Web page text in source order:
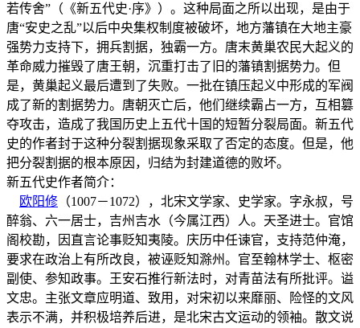
若传舍”（《新五代史·序》）。这种局面之所以出现，是由于
唐“安史之乱”以后中央集权制度被破坏，地方藩镇在大地主豪
强势力支持下，拥兵割据，独霸一方。唐末黄巢农民大起义的
革命威力摧毁了唐王朝，沉重打击了旧的藩镇割据势力。但
是，黄巢起义最后遭到了失败。一批在镇压起义中形成的军阀
成了新的割据势力。唐朝灭亡后，他们继续霸占一方，互相篡
夺攻击，造成了我国历史上五代十国的短暂分裂局面。新五代
史的作者封于这种分裂割据现象采取了否定的态度。但是，他
把分裂割据的根本原因，归结为封建道德的败坏。
新五代史作者简介：
欧阳修 （1007－1072），北宋文学家、史学家。字永叔，号
醉翁、六一居士，吉州吉水（今属江西）人。天圣进士。官馆
阁校勘，因直言论事贬知夷陵。庆历中任谏官，支持范仲淹，
要求在政治上有所改良，被诬贬知滁州。官至翰林学士、枢密
副使、参知政事。王安石推行新法时，对青苗法有所批评。谥
文忠。主张文章应明道、致用，对宋初以来靡丽、险怪的文风
表示不满，并积极培养后进，是北宋古文运动的领袖。散文说